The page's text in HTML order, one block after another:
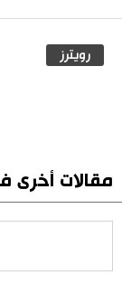
رويترز
مقالات أخرى